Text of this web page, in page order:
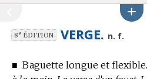
8eÉDITION VERGE. n. f.
■ Baguette longue et flexible.